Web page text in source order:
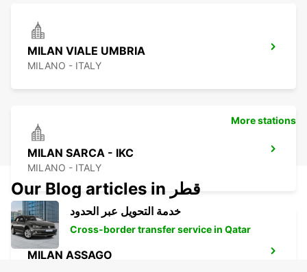
MILAN VIALE UMBRIA
MILANO - ITALY
MILAN SARCA - IKC
MILANO - ITALY
MILAN ASSAGO
More stations
Our Blog articles in قطر
خدمة التحويل عبر الحدود
Cross-border transfer service in Qatar